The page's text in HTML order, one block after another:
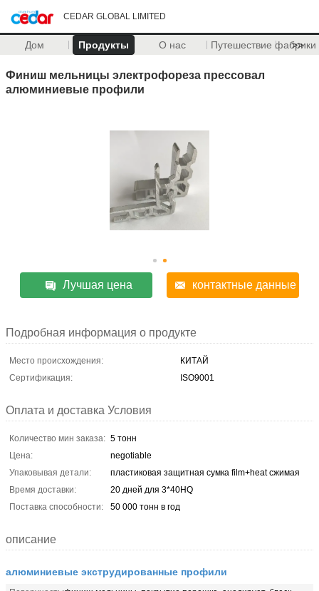
CEDAR GLOBAL LIMITED
Дом Продукты О нас Путешествие фабрики
>>
Финиш мельницы электрофореза прессовал
алюминиевые профили
Лучшая цена контактные данные
Подробная информация о продукте
Место происхождения:
КИТАЙ
Сертификация:
ISO9001
Оплата и доставка Условия
Количество мин заказа: 5 тонн
Цена:
negotiable
Упаковывая детали:
пластиковая защитная сумка film+heat сжимая
Время доставки:
20 дней для 3*40HQ
Поставка способности:
50 000 тонн в год
описание
алюминиевые экструдированные профили